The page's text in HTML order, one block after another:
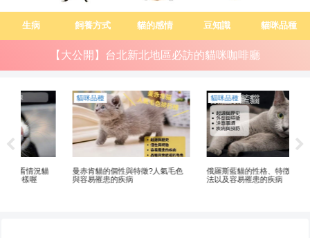
生病 飼養方式 貓的感情 豆知識 貓咪品種
【大公開】台北新北地區必訪的貓咪咖啡廳
曼赤肯貓的個性與特徵?人氣毛色
與容易罹患的疾病
貓咪品種
俄羅斯藍貓的性格、特徴、飼養方
法以及容易罹患的疾病